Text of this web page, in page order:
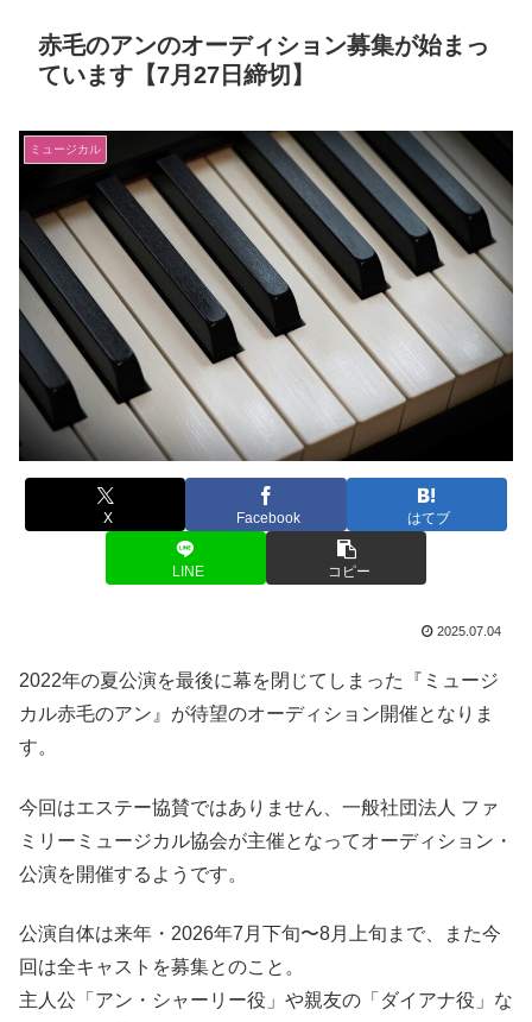
赤毛のアンのオーディション募集が始まっ
ています【7月27日締切】
ミュージカル
X Facebook はてブ
LINE コピー
2025.07.04
2022年の夏公演を最後に幕を閉じてしまった『ミュージ
カル赤毛のアン』が待望のオーディション開催となりま
す。
今回はエステー協賛ではありません、一般社団法人 ファ
ミリーミュージカル協会が主催となってオーディション・
公演を開催するようです。
公演自体は来年・2026年7月下旬〜8月上旬まで、また今
回は全キャストを募集とのこと。
主人公「アン・シャーリー役」や親友の「ダイアナ役」な